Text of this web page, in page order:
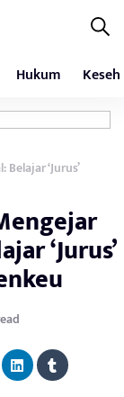
Hukum
‘Jurus’
‘Jurus’